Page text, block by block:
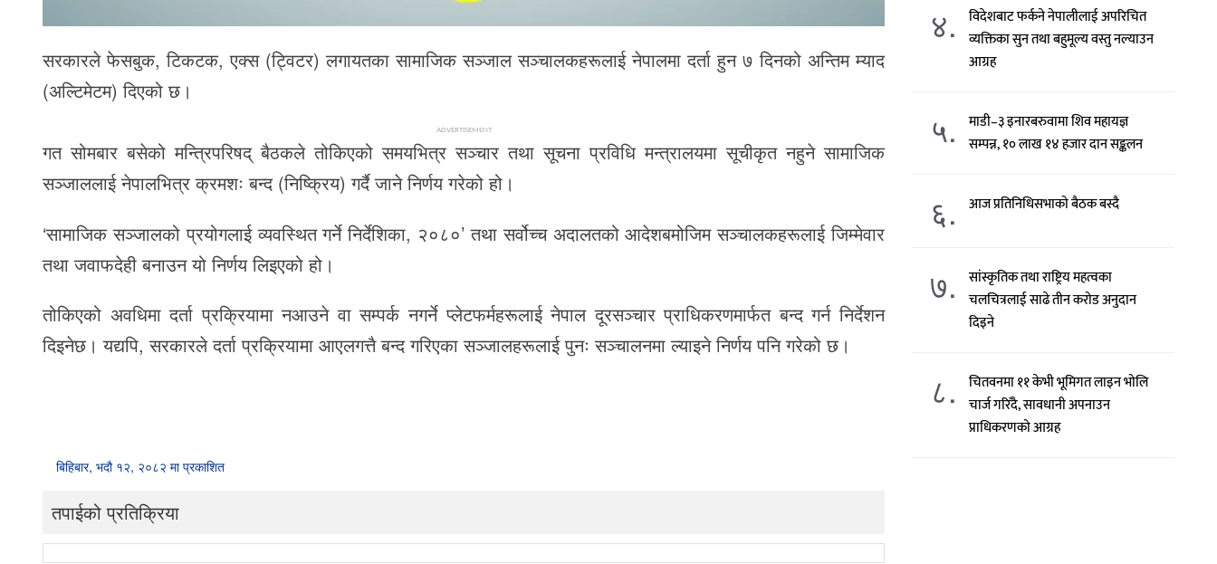
सरकारले फेसबुक, टिकटक, एक्स (ट्विटर) लगायतका सामाजिक सञ्जाल सञ्चालकहरूलाई नेपालमा दर्ता हुन ७ दिनको अन्तिम म्याद
(अल्टिमेटम) दिएको छ।
ADVERTISEMENT
गत सोमबार बसेको मन्त्रिपरिषद् बैठकले तोकिएको समयभित्र सञ्चार तथा सूचना प्रविधि मन्त्रालयमा सूचीकृत नहुने सामाजिक
सञ्जाललाई नेपालभित्र क्रमशः बन्द (निष्क्रिय) गर्दै जाने निर्णय गरेको हो।
‘सामाजिक सञ्जालको प्रयोगलाई व्यवस्थित गर्ने निर्देशिका, २०८०’ तथा सर्वोच्च अदालतको आदेशबमोजिम सञ्चालकहरूलाई जिम्मेवार
तथा जवाफदेही बनाउन यो निर्णय लिइएको हो।
तोकिएको अवधिमा दर्ता प्रक्रियामा नआउने वा सम्पर्क नगर्ने प्लेटफर्महरूलाई नेपाल दूरसञ्चार प्राधिकरणमार्फत बन्द गर्न निर्देशन
दिइनेछ। यद्यपि, सरकारले दर्ता प्रक्रियामा आएलगत्तै बन्द गरिएका सञ्जालहरूलाई पुनः सञ्चालनमा ल्याइने निर्णय पनि गरेको छ।
बिहिबार, भदौ १२, २०८२ मा प्रकाशित
तपाईको प्रतिक्रिया
४.
विदेशबाट फर्कने नेपालीलाई अपरिचित
व्यक्तिका सुन तथा बहुमूल्य वस्तु नल्याउन
आग्रह
५.
माडी–३ इनारबरुवामा शिव महायज्ञ
सम्पन्न, १० लाख १४ हजार दान सङ्कलन
६. आज प्रतिनिधिसभाको बैठक बस्दै
७.
सांस्कृतिक तथा राष्ट्रिय महत्वका
चलचित्रलाई साढे तीन करोड अनुदान
दिइने
८.
चितवनमा ११ केभी भूमिगत लाइन भोलि
चार्ज गरिँदै, सावधानी अपनाउन
प्राधिकरणको आग्रह